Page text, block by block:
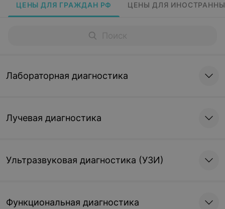
ЦЕНЫ ДЛЯ ГРАЖДАН РФ ЦЕНЫ ДЛЯ
Лабораторная диагностика
Лучевая диагностика
Ультразвуковая диагностика (УЗИ)
Функциональная диагностика